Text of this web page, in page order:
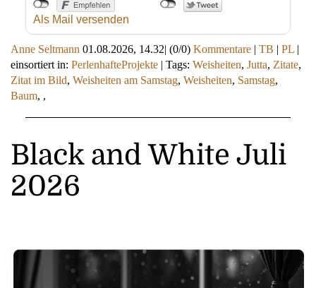
Als Mail versenden
Anne Seltmann 01.08.2026, 14.32| (0/0) Kommentare | TB | PL |
einsortiert in: PerlenhafteProjekte | Tags: Weisheiten, Jutta, Zitate,
Zitat im Bild, Weisheiten am Samstag, Weisheiten, Samstag,
Baum, ,
Black and White Juli
2026